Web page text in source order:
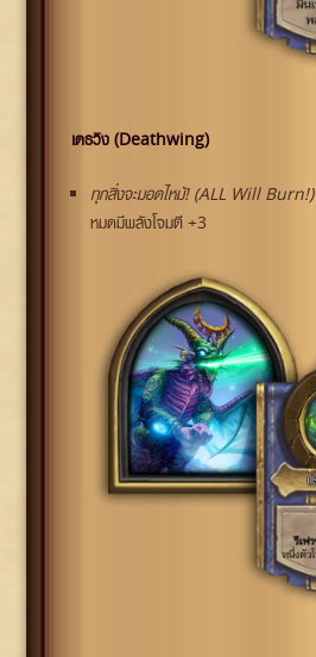
เดธวิง (Deathwing)
ทุกสิ่งจะมอดไหม้! (ALL Will Burn!)
หมดมีพลังโจมตี +3